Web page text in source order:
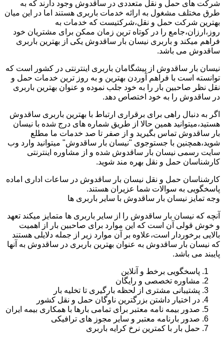
شرکت های حمل و نقل متعددی در ساقدوش وجود دارند که به
طرق مختلف مشغول به ارائه خدمات باربری هستند اما در این میان
بهترین شرکت حمل و نقل،شرکتیست که خدمات به
روز،ارزان،جامع را در کوتاه ترین زمان ممکن برای مشتریان خود
فراهم میکند و باربری نیسان بار ساقدوش یکی از بهترین باربری
ساقدوش می باشد.
نیسان بار ساقدوش از پیشگامان باربری اینترنتی در کشور است که
توانسته است با فراهم آوردن بهترین و به روز ترین خدمات حمل و
نقل نظر صاحبین بار را به خود جلب نموده و عنوان بهترین باربری
در ساقدوش را به خود اختصاص دهد.
اگر به دنبال راهی برای برقراری ارتباط با بهترین باربری ساقدوش
هستید،میتوانید همین حالا از طریق شماره های درج شده با نیسان
بار ساقدوش تماس بگیرید و از صفر تا صد خدمات ما مطلع
شوید،همچنین با جستوجوی "نیسان بار ساقدوش" میتوانید وارد وب
سایت رسمی نیسان بار ساقدوش شده و از مشاوره اینترنتی
کارشناسان حمل و نقل بهره مند شوید.
کارشناسان حمل و نقل نیسان بار ساقدوش در ساعات اداری اماده
پاسخگویی به سوالات شما عزیران هستند.
وجه تمایز نیسان بار ساقدوش با سایر باربری ها
آنچه که نیسان بار ساقدوش را از سایر باربری ها متمایز میکند تعهد
و خوش قولی آن است که این موارد برای صاحبین بار از اهمیت
بالایی برخوردار است،علاوه بر آن موارد زیر از جمله دلایلی هستند
که نیسان بار ساقدوش به عنوان بهترین باربری در ساقدوش به آنها
پایبند می باشد.
پاسخگویی برخط و آنلاین
مشاوره تخصصی و رایگان
پشتیبانی مشتری از لحظه بارگیری تا تخلیه بار
در اختیار داشتن بزرگترین ناوگان حمل و نقل کشور
صدور بیمه نامه معتبر برای تمامی بارها با همکاری بیمه ایران
صدور بارنامه معتبر و سایر مجوز های ترافیکی
حمل بار با کمترین نرخ کرایه باربری